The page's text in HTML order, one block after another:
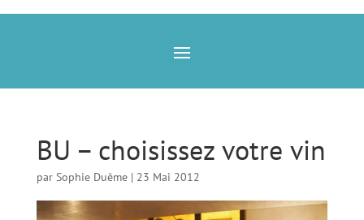
BU – choisissez votre vin
par Sophie Duême| 23 Mai 2012